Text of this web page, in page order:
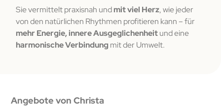
Sie vermittelt praxisnah undmit viel Herz, wie jeder
von den natürlichen Rhythmen profitieren kann – für
mehr Energie, innere Ausgeglichenheitund eine
harmonische Verbindungmit der Umwelt.
Angebote von Christa